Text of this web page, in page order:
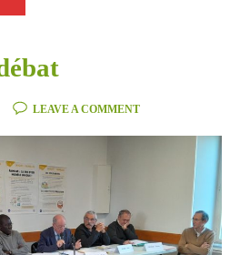
LEAVE A COMMENT